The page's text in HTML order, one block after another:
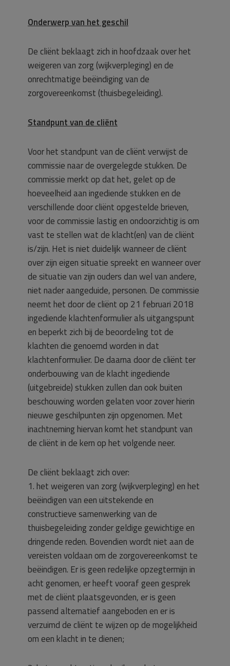
Onderwerp van het geschil
De cliënt beklaagt zich in hoofdzaak over het
weigeren van zorg (wijkverpleging) en de
onrechtmatige beëindiging van de
zorgovereenkomst (thuisbegeleiding).
Standpunt van de cliënt
Voor het standpunt van de cliënt verwijst de
commissie naar de overgelegde stukken. De
commissie merkt op dat het, gelet op de
hoeveelheid aan ingediende stukken en de
verschillende door cliënt opgestelde brieven,
voor de commissie lastig en ondoorzichtig is om
vast te stellen wat de klacht(en) van de cliënt
is/zijn. Het is niet duidelijk wanneer de cliënt
over zijn eigen situatie spreekt en wanneer over
de situatie van zijn ouders dan wel van andere,
niet nader aangeduide, personen. De commissie
neemt het door de cliënt op 21 februari 2018
ingediende klachtenformulier als uitgangspunt
en beperkt zich bij de beoordeling tot de
klachten die genoemd worden in dat
klachtenformulier. De daarna door de cliënt ter
onderbouwing van de klacht ingediende
(uitgebreide) stukken zullen dan ook buiten
beschouwing worden gelaten voor zover hierin
nieuwe geschilpunten zijn opgenomen. Met
inachtneming hiervan komt het standpunt van
de cliënt in de kern op het volgende neer.
De cliënt beklaagt zich over:
1. het weigeren van zorg (wijkverpleging) en het
beëindigen van een uitstekende en
constructieve samenwerking van de
thuisbegeleiding zonder geldige gewichtige en
dringende reden. Bovendien wordt niet aan de
vereisten voldaan om de zorgovereenkomst te
beëindigen. Er is geen redelijke opzegtermijn in
acht genomen, er heeft vooraf geen gesprek
met de cliënt plaatsgevonden, er is geen
passend alternatief aangeboden en er is
verzuimd de cliënt te wijzen op de mogelijkheid
om een klacht in te dienen;